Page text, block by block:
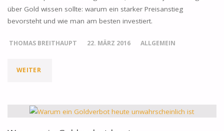
FALLENDEN
GOLDPREIS"
über Gold wissen sollte: warum ein starker Preisanstieg
bevorsteht und wie man am besten investiert.
THOMAS BREITHAUPT 22. MÄRZ 2016 ALLGEMEIN
WEITER"WAS
JEDER